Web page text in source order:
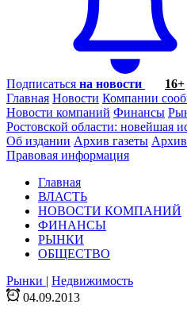
Подписаться на новости
16+
Главная Новости Компании
Новости компаний Финансы
Ростовской области: новейшая
Об издании Архив газеты Архив
Правовая информация
Главная
ВЛАСТЬ
НОВОСТИ КОМПАНИЙ
ФИНАНСЫ
РЫНКИ
ОБЩЕСТВО
Рынки | Недвижимость
04.09.2013